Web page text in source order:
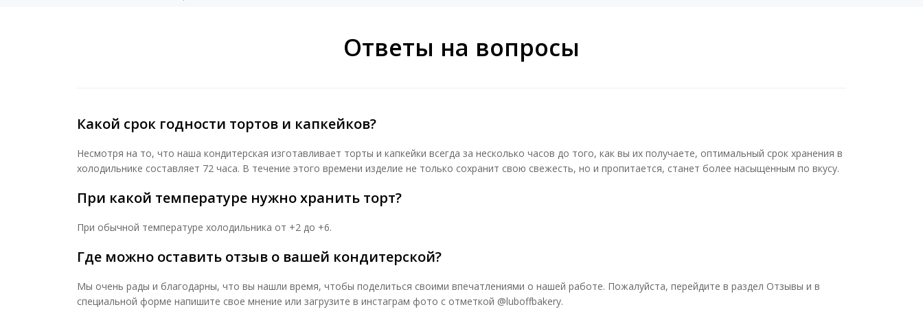
Ответы на вопросы
Какой срок годности тортов и капкейков?
Несмотря на то, что наша кондитерская изготавливает торты и капкейки всегда за несколько часов до того, как вы их получаете, оптимальный срок хранения в
холодильнике составляет 72 часа. В течение этого времени изделие не только сохранит свою свежесть, но и пропитается, станет более насыщенным по вкусу.
При какой температуре нужно хранить торт?
При обычной температуре холодильника от +2 до +6.
Где можно оставить отзыв о вашей кондитерской?
Мы очень рады и благодарны, что вы нашли время, чтобы поделиться своими впечатлениями о нашей работе. Пожалуйста, перейдите в раздел Отзывы и в
специальной форме напишите свое мнение или загрузите в инстаграм фото с отметкой @luboffbakery.